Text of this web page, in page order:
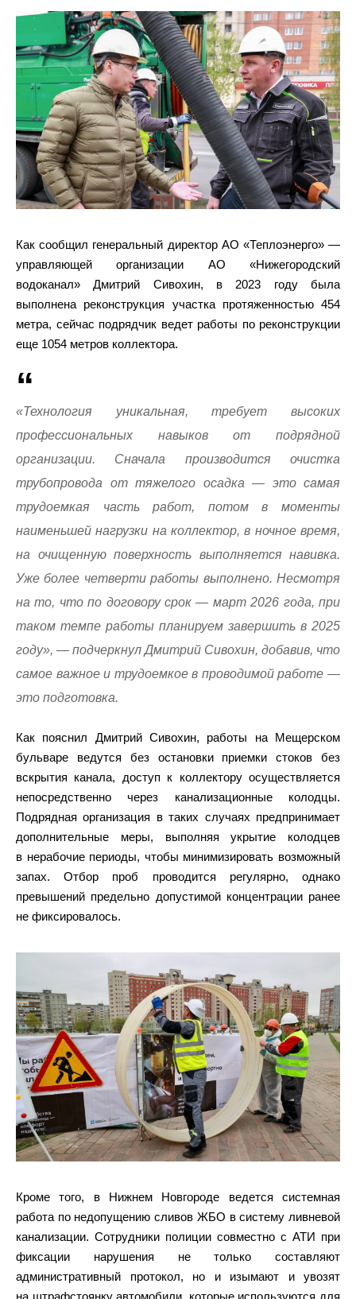
Как сообщил генеральный директор АО «Теплоэнерго» —
управляющей организации АО «Нижегородский
водоканал» Дмитрий Сивохин, в 2023 году была
выполнена реконструкция участка протяженностью 454
метра, сейчас подрядчик ведет работы по реконструкции
еще 1054 метров коллектора.
«Технология уникальная, требует высоких
профессиональных навыков от подрядной
организации. Сначала производится очистка
трубопровода от тяжелого осадка — это самая
трудоемкая часть работ, потом в моменты
наименьшей нагрузки на коллектор, в ночное время,
на очищенную поверхность выполняется навивка.
Уже более четверти работы выполнено. Несмотря
на то, что по договору срок — март 2026 года, при
таком темпе работы планируем завершить в 2025
году», — подчеркнул Дмитрий Сивохин, добавив, что
самое важное и трудоемкое в проводимой работе —
это подготовка.
Как пояснил Дмитрий Сивохин, работы на Мещерском
бульваре ведутся без остановки приемки стоков без
вскрытия канала, доступ к коллектору осуществляется
непосредственно через канализационные колодцы.
Подрядная организация в таких случаях предпринимает
дополнительные меры, выполняя укрытие колодцев
в нерабочие периоды, чтобы минимизировать возможный
запах. Отбор проб проводится регулярно, однако
превышений предельно допустимой концентрации ранее
не фиксировалось.
Кроме того, в Нижнем Новгороде ведется системная
работа по недопущению сливов ЖБО в систему ливневой
канализации. Сотрудники полиции совместно с АТИ при
фиксации нарушения не только составляют
административный протокол, но и изымают и увозят
на штрафстоянку автомобили, которые используются для